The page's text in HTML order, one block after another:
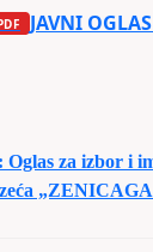
JAVNI
za izbor i